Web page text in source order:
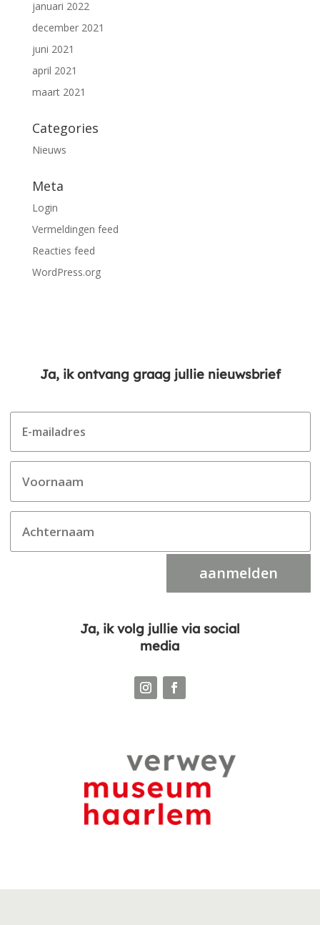
januari 2022
december 2021
juni 2021
april 2021
maart 2021
Categories
Nieuws
Meta
Login
Vermeldingen feed
Reacties feed
WordPress.org
Ja, ik ontvang graag jullie nieuwsbrief
aanmelden
Ja, ik volg jullie via social
media